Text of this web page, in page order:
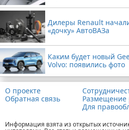
Дилеры Renault
«дочку» АвтоВАЗа
Каким будет новый
Volvo: появились фото
О проекте
Обратная связь
Размещение
Для
Информация взята из открытых